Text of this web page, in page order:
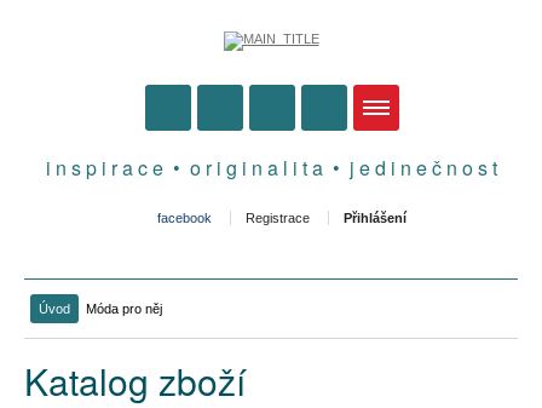
i n s p i r a c e • o r i g i n a l i t a • j e d i n e č n o s t
facebook Registrace Přihlášení
Úvod Móda pro něj
Katalog zboží